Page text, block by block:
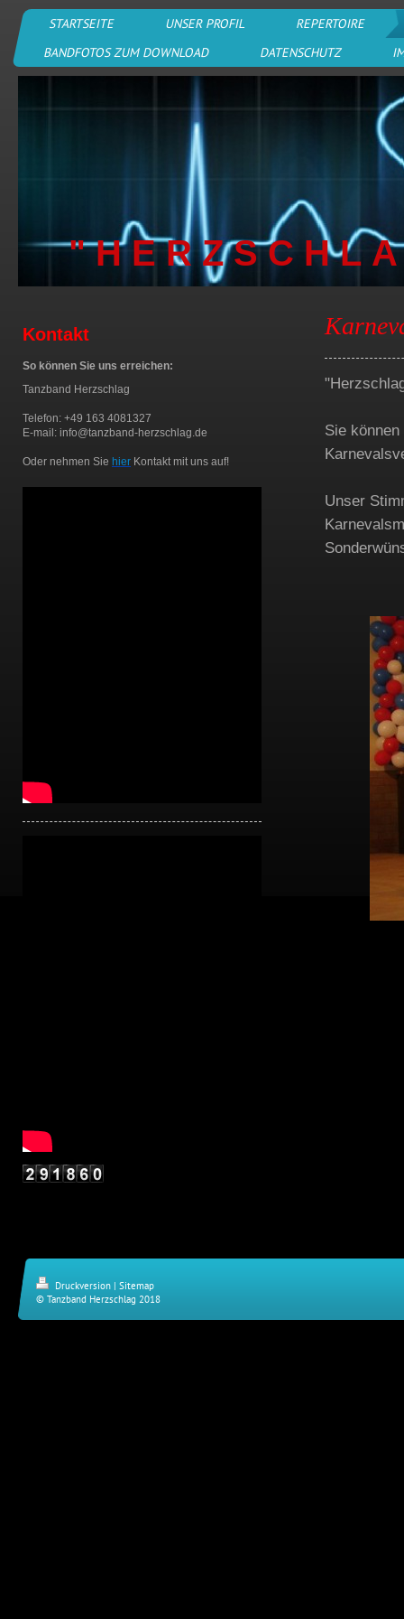
STARTSEITE UNSER PROFIL
REPERTOIRE
BANDFOTOS ZUM DOWNLOAD
DATENSCHUTZ
" H E R Z S C H L
Kontakt
So können Sie uns erreichen:
Tanzband Herzschlag
Telefon: +49 163 4081327
E-mail: info@tanzband-herzschlag.de
Oder nehmen Sie hier Kontakt mit uns auf!
Sie
Unser
Druckversion | Sitemap
© Tanzband Herzschlag 2018